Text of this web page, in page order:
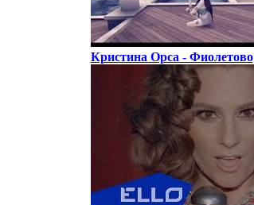
Кристина Орса - Фиолетово